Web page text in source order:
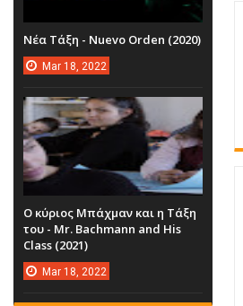
Νέα Τάξη - Nuevo Orden (2020)
Mar 18, 2022
Ο κύριος Μπάχμαν και η Τάξη
του - Mr. Bachmann and His
Class (2021)
Mar 18, 2022